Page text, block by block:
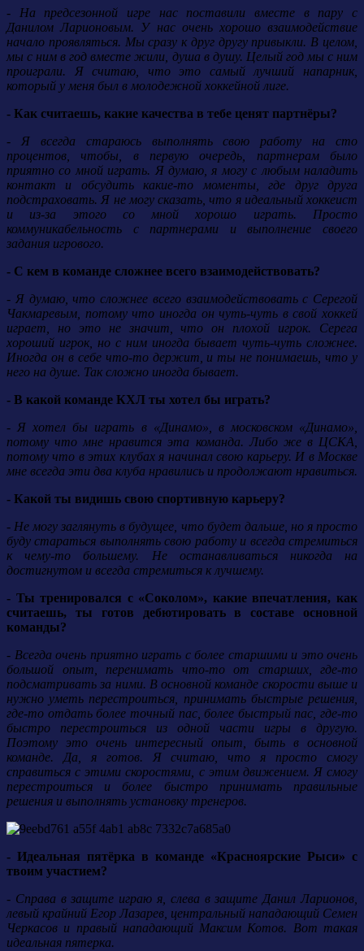
- На предсезонной игре нас поставили вместе в пару с
Данилом Ларионовым. У нас очень хорошо взаимодействие
начало проявляться. Мы сразу к друг другу привыкли. В целом,
мы с ним в год вместе жили, душа в душу. Целый год мы с ним
проиграли. Я считаю, что это самый лучший напарник,
который у меня был в молодежной хоккейной лиге.
- Как считаешь, какие качества в тебе ценят партнёры?
- Я всегда стараюсь выполнять свою работу на сто
процентов, чтобы, в первую очередь, партнерам было
приятно со мной играть. Я думаю, я могу с любым наладить
контакт и обсудить какие-то моменты, где друг друга
подстраховать. Я не могу сказать, что я идеальный хоккеист
и из-за этого со мной хорошо играть. Просто
коммуникабельность с партнерами и выполнение своего
задания игрового.
- С кем в команде сложнее всего взаимодействовать?
- Я думаю, что сложнее всего взаимодействовать с Серегой
Чакмаревым, потому что иногда он чуть-чуть в свой хоккей
играет, но это не значит, что он плохой игрок. Серега
хороший игрок, но с ним иногда бывает чуть-чуть сложнее.
Иногда он в себе что-то держит, и ты не понимаешь, что у
него на душе. Так сложно иногда бывает.
- В какой команде КХЛ ты хотел бы играть?
- Я хотел бы играть в «Динамо», в московском «Динамо»,
потому что мне нравится эта команда. Либо же в ЦСКА,
потому что в этих клубах я начинал свою карьеру. И в Москве
мне всегда эти два клуба нравились и продолжают нравиться.
- Какой ты видишь свою спортивную карьеру?
- Не могу заглянуть в будущее, что будет дальше, но я просто
буду стараться выполнять свою работу и всегда стремиться
к чему-то большему. Не останавливаться никогда на
достигнутом и всегда стремиться к лучшему.
- Ты тренировался с «Соколом», какие впечатления, как
считаешь, ты готов дебютировать в составе основной
команды?
- Всегда очень приятно играть с более старшими и это очень
большой опыт, перенимать что-то от старших, где-то
подсматривать за ними. В основной команде скорости выше и
нужно уметь перестроиться, принимать быстрые решения,
где-то отдать более точный пас, более быстрый пас, где-то
быстро перестроиться из одной части игры в другую.
Поэтому это очень интересный опыт, быть в основной
команде. Да, я готов. Я считаю, что я просто смогу
справиться с этими скоростями, с этим движением. Я смогу
перестроиться и более быстро принимать правильные
решения и выполнять установку тренеров.
- Идеальная пятёрка в команде «Красноярские Рыси» с
твоим участием?
- Справа в защите играю я, слева в защите Данил Ларионов,
левый крайний Егор Лазарев, центральный нападающий Семен
Черкасов и правый нападающий Максим Котов. Вот такая
идеальная пятерка.